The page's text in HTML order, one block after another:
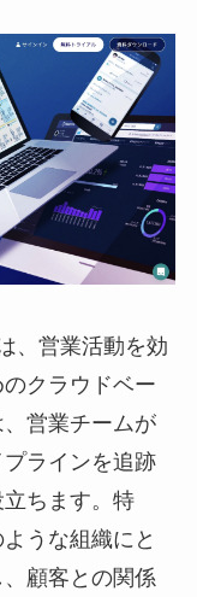
、営業活動を効
クラウドベー
営業チームが
ラインを追跡
ちます。特
うな組織にと
顧客との関係